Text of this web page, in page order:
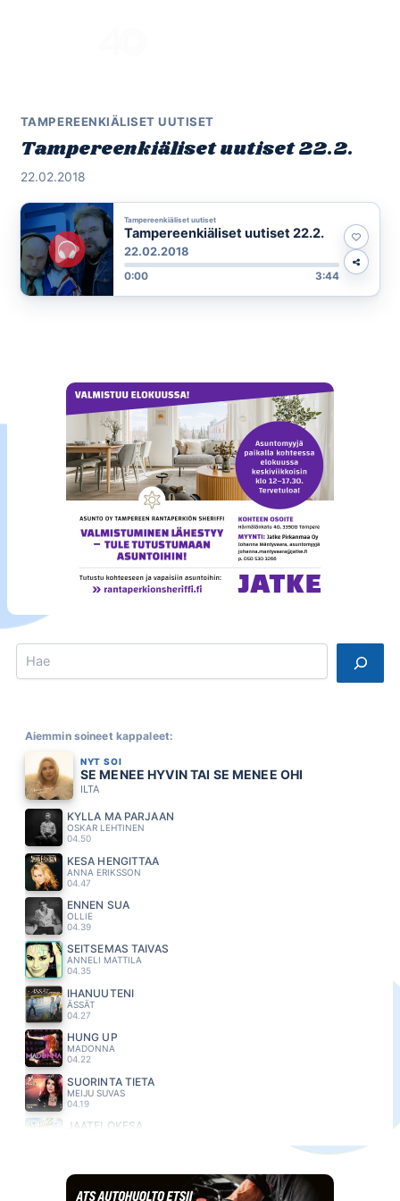
TAMPEREENKIÄLISET UUTISET
Tampereenkiäliset uutiset 22.2.
22.02.2018
Tampereenkiäliset uutiset
Tampereenkiäliset uutiset 22.2.
22.02.2018
0:00 3:44
Search
Aiemmin soineet kappaleet:
NYT SOI
SE MENEE HYVIN TAI SE MENEE OHI
ILTA
KYLLÄ MÄ PÄRJÄÄN
OSKAR LEHTINEN
04.50
KESA HENGITTÄÄ
ANNA ERIKSSON
04.47
ENNEN SUA
OLLIE
04.39
SEITSEMAS TAIVAS
ANNELI MATTILA
04.35
IHANUUTENI
ÄSSÄT
04.27
HUNG UP
MADONNA
04.22
SUORINTA TIETÄ
MEIJU SUVAS
04.19
JAATELÖKESA
S.I.G
04.09